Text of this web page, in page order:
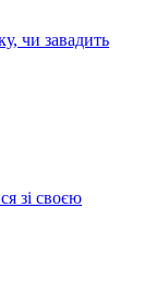
чи завадить
зі своєю